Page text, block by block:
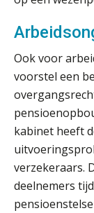
Ook voor
voorstel een
kabinet heeft
verzekeraars.
deelnemers